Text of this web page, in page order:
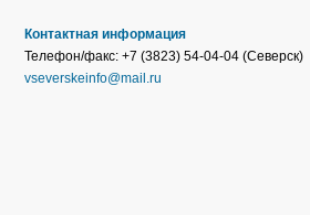
Контактная информация
Телефон/факс: +7 (3823) 54-04-04 (Северск)
vseverskeinfo@mail.ru